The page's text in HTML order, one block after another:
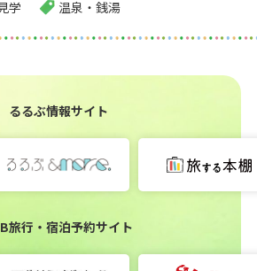
学
温泉・銭湯
るるぶ情報サイト
旅行・宿泊予約サイト